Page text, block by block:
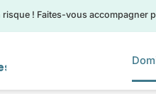
risque ! Faites-vous accompagner